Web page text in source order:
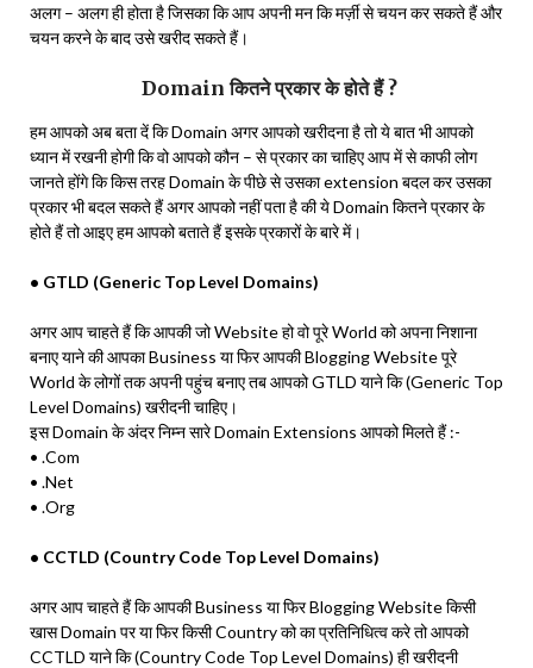
अलग – अलग ही होता है जिसका कि आप अपनी मन कि मर्ज़ी से चयन कर सकते हैं और
चयन करने के बाद उसे खरीद सकते हैं।
Domain कितने प्रकार के होते हैं ?
हम आपको अब बता दें कि Domain अगर आपको खरीदना है तो ये बात भी आपको
ध्यान में रखनी होगी कि वो आपको कौन – से प्रकार का चाहिए आप में से काफी लोग
जानते होंगे कि किस तरह Domain के पीछे से उसका extension बदल कर उसका
प्रकार भी बदल सकते हैं अगर आपको नहीं पता है की ये Domain कितने प्रकार के
होते हैं तो आइए हम आपको बताते हैं इसके प्रकारों के बारे में।
• GTLD (Generic Top Level Domains)
अगर आप चाहते हैं कि आपकी जो Website हो वो पूरे World को अपना निशाना
बनाए याने की आपका Business या फिर आपकी Blogging Website पूरे
World के लोगों तक अपनी पहुंच बनाए तब आपको GTLD याने कि (Generic Top
Level Domains) खरीदनी चाहिए।
इस Domain के अंदर निम्न सारे Domain Extensions आपको मिलते हैं :-
• .Com
• .Net
• .Org
• CCTLD (Country Code Top Level Domains)
अगर आप चाहते हैं कि आपकी Business या फिर Blogging Website किसी
खास Domain पर या फिर किसी Country को का प्रतिनिधित्व करे तो आपको
CCTLD याने कि (Country Code Top Level Domains) ही खरीदनी